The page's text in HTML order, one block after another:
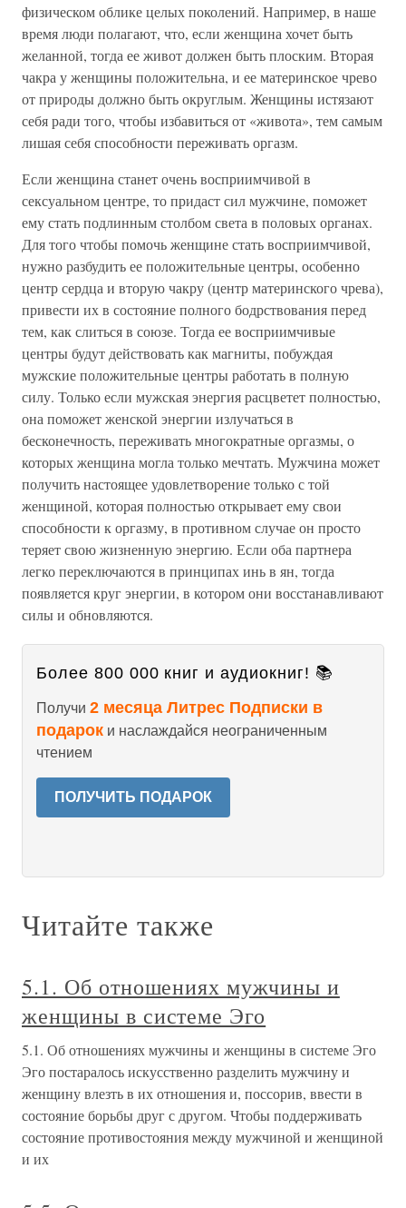
физическом облике целых поколений. Например, в наше
время люди полагают, что, если женщина хочет быть
желанной, тогда ее живот должен быть плоским. Вторая
чакра у женщины положительна, и ее материнское чрево
от природы должно быть округлым. Женщины истязают
себя ради того, чтобы избавиться от «живота», тем самым
лишая себя способности переживать оргазм.
Если женщина станет очень восприимчивой в
сексуальном центре, то придаст сил мужчине, поможет
ему стать подлинным столбом света в половых органах.
Для того чтобы помочь женщине стать восприимчивой,
нужно разбудить ее положительные центры, особенно
центр сердца и вторую чакру (центр материнского чрева),
привести их в состояние полного бодрствования перед
тем, как слиться в союзе. Тогда ее восприимчивые
центры будут действовать как магниты, побуждая
мужские положительные центры работать в полную
силу. Только если мужская энергия расцветет полностью,
она поможет женской энергии излучаться в
бесконечность, переживать многократные оргазмы, о
которых женщина могла только мечтать. Мужчина может
получить настоящее удовлетворение только с той
женщиной, которая полностью открывает ему свои
способности к оргазму, в противном случае он просто
теряет свою жизненную энергию. Если оба партнера
легко переключаются в принципах инь в ян, тогда
появляется круг энергии, в котором они восстанавливают
силы и обновляются.
Более 800 000 книг и аудиокниг! 📚
Получи 2 месяца Литрес Подписки в
подарок и наслаждайся неограниченным
чтением
ПОЛУЧИТЬ ПОДАРОК
Читайте также
5.1. Об отношениях мужчины и
женщины в системе Эго
5.1. Об отношениях мужчины и женщины в системе Эго
Эго постаралось искусственно разделить мужчину и
женщину влезть в их отношения и, поссорив, ввести в
состояние борьбы друг с другом. Чтобы поддерживать
состояние противостояния между мужчиной и женщиной
и их